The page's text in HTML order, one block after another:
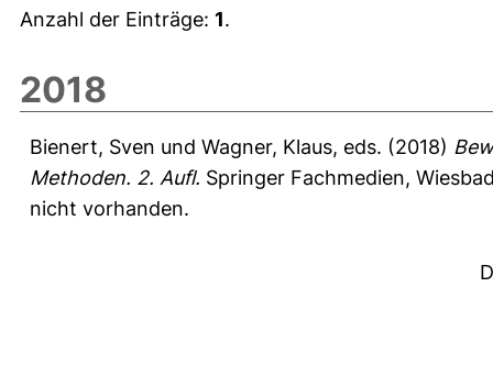
Anzahl der Einträge: 1.
2018
Bienert, Sven und Wagner, Klaus, eds. (2018)
Methoden. 2. Aufl. Springer Fachmedien,
nicht vorhanden.